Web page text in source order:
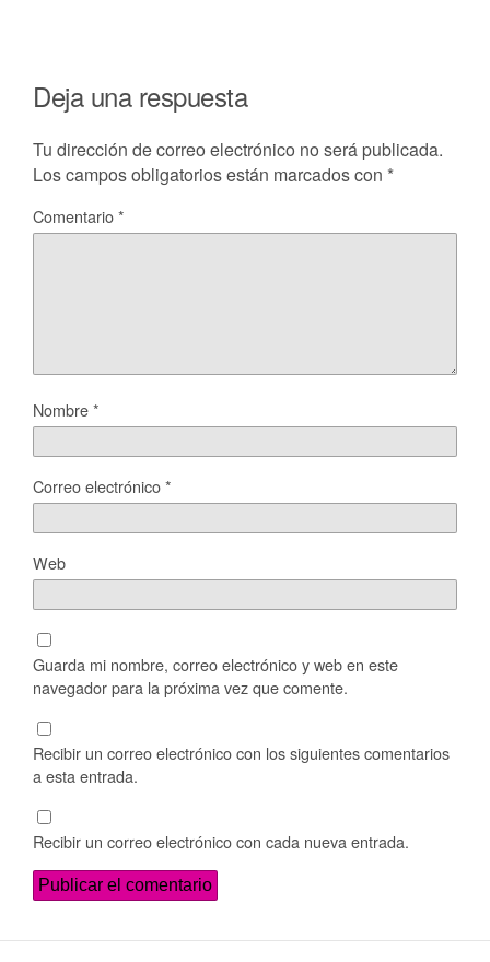
Deja una respuesta
Tu dirección de correo electrónico no será publicada.
Los campos obligatorios están marcados con *
Comentario*
Nombre*
Correo electrónico*
Web
Guarda mi nombre, correo electrónico y web en este
navegador para la próxima vez que comente.
Recibir un correo electrónico con los siguientes comentarios
a esta entrada.
Recibir un correo electrónico con cada nueva entrada.